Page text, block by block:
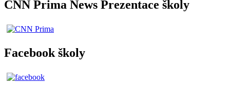
CNN Prima News Prezentace školy
Facebook školy